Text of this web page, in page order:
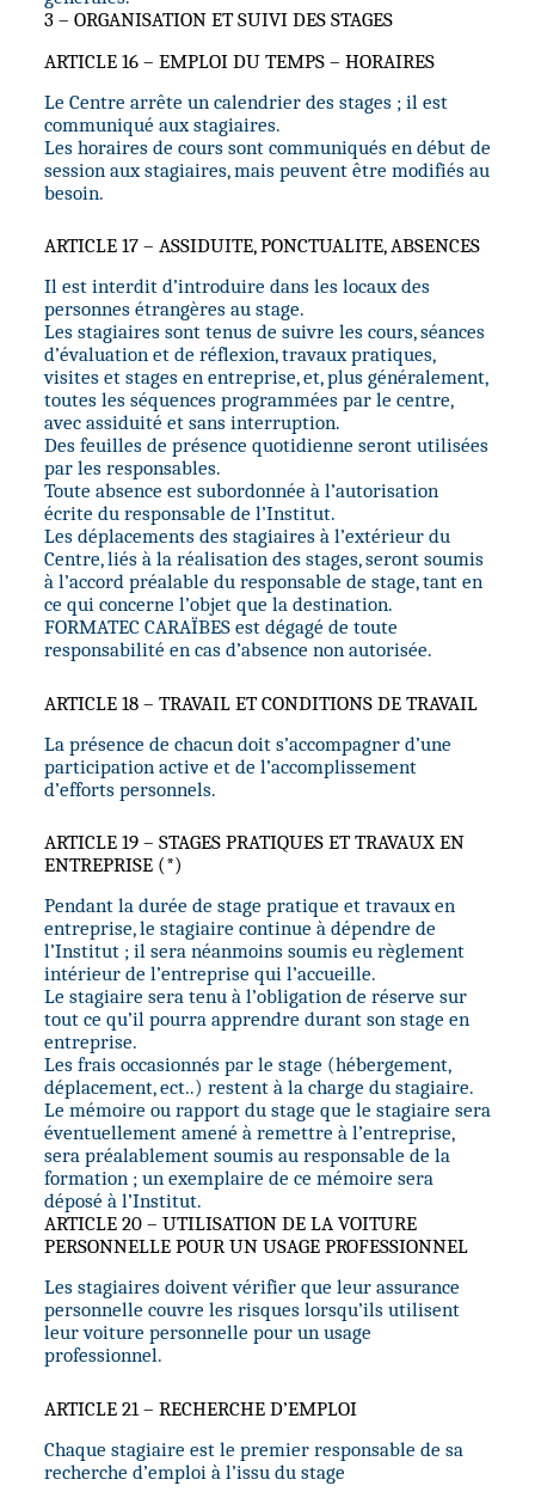
3 – ORGANISATION ET SUIVI DES STAGES
ARTICLE 16 – EMPLOI DU TEMPS – HORAIRES
Le Centre arrête un calendrier des stages ; il est
communiqué aux stagiaires.
Les horaires de cours sont communiqués en début de
session aux stagiaires, mais peuvent être modifiés au
besoin.
ARTICLE 17 – ASSIDUITE, PONCTUALITE, ABSENCES
Il est interdit d’introduire dans les locaux des
personnes étrangères au stage.
Les stagiaires sont tenus de suivre les cours, séances
d’évaluation et de réflexion, travaux pratiques,
visites et stages en entreprise, et, plus généralement,
toutes les séquences programmées par le centre,
avec assiduité et sans interruption.
Des feuilles de présence quotidienne seront utilisées
par les responsables.
Toute absence est subordonnée à l’autorisation
écrite du responsable de l’Institut.
Les déplacements des stagiaires à l’extérieur du
Centre, liés à la réalisation des stages, seront soumis
à l’accord préalable du responsable de stage, tant en
ce qui concerne l’objet que la destination.
FORMATEC CARAÏBES est dégagé de toute
responsabilité en cas d’absence non autorisée.
ARTICLE 18 – TRAVAIL ET CONDITIONS DE TRAVAIL
La présence de chacun doit s’accompagner d’une
participation active et de l’accomplissement
d’efforts personnels.
ARTICLE 19 – STAGES PRATIQUES ET TRAVAUX EN
ENTREPRISE (*)
Pendant la durée de stage pratique et travaux en
entreprise, le stagiaire continue à dépendre de
l’Institut ; il sera néanmoins soumis eu règlement
intérieur de l’entreprise qui l’accueille.
Le stagiaire sera tenu à l’obligation de réserve sur
tout ce qu’il pourra apprendre durant son stage en
entreprise.
Les frais occasionnés par le stage (hébergement,
déplacement, ect..) restent à la charge du stagiaire.
Le mémoire ou rapport du stage que le stagiaire sera
éventuellement amené à remettre à l’entreprise,
sera préalablement soumis au responsable de la
formation ; un exemplaire de ce mémoire sera
déposé à l’Institut.
ARTICLE 20 – UTILISATION DE LA VOITURE
PERSONNELLE POUR UN USAGE PROFESSIONNEL
Les stagiaires doivent vérifier que leur assurance
personnelle couvre les risques lorsqu’ils utilisent
leur voiture personnelle pour un usage
professionnel.
ARTICLE 21 – RECHERCHE D’EMPLOI
Chaque stagiaire est le premier responsable de sa
recherche d’emploi à l’issu du stage